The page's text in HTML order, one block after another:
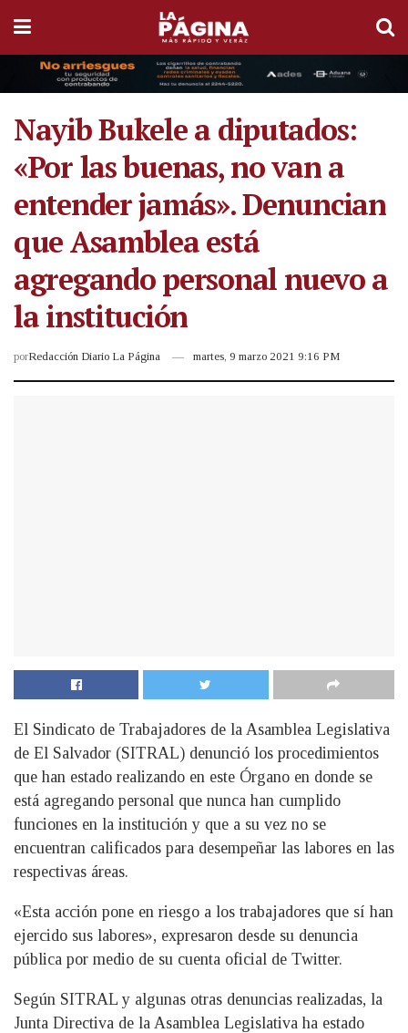
Nayib Bukele a diputados:
«Por las buenas, no van a
entender jamás». Denuncian
que Asamblea está
agregando personal nuevo a
la institución
porRedacción Diario La Página martes, 9 marzo 2021 9:16 PM
El Sindicato de Trabajadores de la Asamblea Legislativa
de El Salvador (SITRAL) denunció los procedimientos
que han estado realizando en este Órgano en donde se
está agregando personal que nunca han cumplido
funciones en la institución y que a su vez no se
encuentran calificados para desempeñar las labores en las
respectivas áreas.
«Esta acción pone en riesgo a los trabajadores que sí han
ejercido sus labores», expresaron desde su denuncia
pública por medio de su cuenta oficial de Twitter.
Según SITRAL y algunas otras denuncias realizadas, la
Junta Directiva de la Asamblea Legislativa ha estado